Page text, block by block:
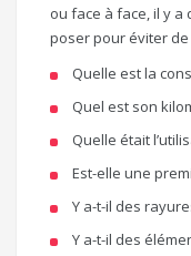
ou face à face, il y
poser pour éviter
Quelle est la
Quel est son
Quelle était
Est-elle une
Y a-t-il des
Y a-t-il des